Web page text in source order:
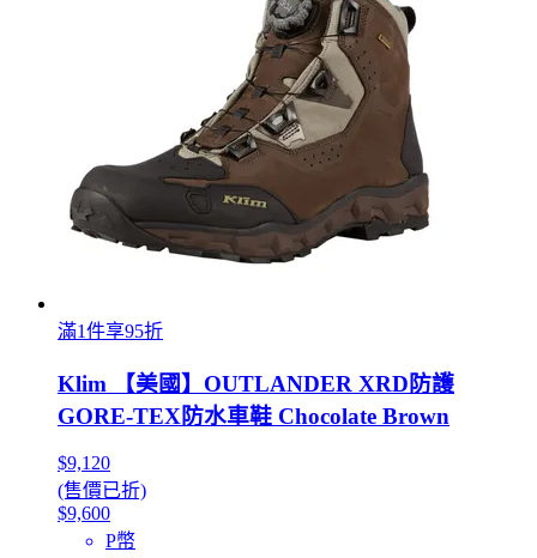
滿1件享95折
Klim 【美國】OUTLANDER XRD防護
GORE-TEX防水車鞋 Chocolate Brown
$9,120
(售價已折)
$9,600
P幣